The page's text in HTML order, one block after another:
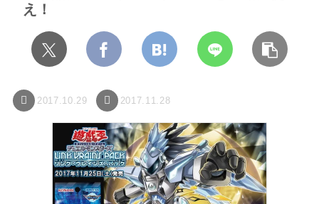
え！
2017.10.29 2017.11.28